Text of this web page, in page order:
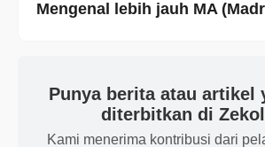
Mengenal lebih jauh MA
Punya berita atau artikel
diterbitkan di
Kami menerima kontribusi dari